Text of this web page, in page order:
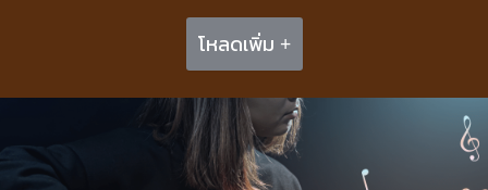
โหลดเพิ่ม +